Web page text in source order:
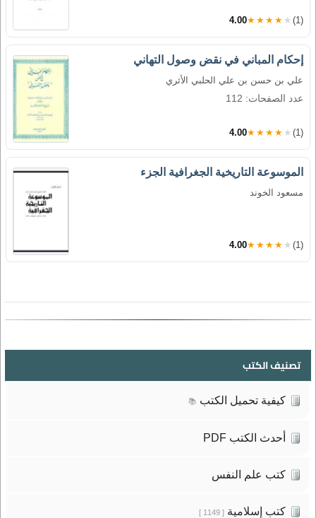
4.00★★★★★ (1)
إحكام المباني في نقض وصول التهاني
علي بن حسن بن علي الحلبي الأثري
عدد الصفحات: 112
4.00★★★★★ (1)
الموسوعة التاريخية الجغرافية الجزء
مسعود الخوند
4.00★★★★★ (1)
تصنيف الكتب
كيفية تحميل الكتب 📚
أحدث الكتب PDF
كتب علم النفس
كتب إسلامية[ 1149 ]